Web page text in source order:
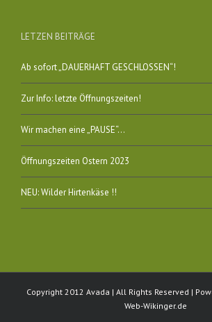
LETZEN BEITRÄGE
Ab sofort „DAUERHAFT GESCHLOSSEN“!
Zur Info: letzte Öffnungszeiten!
Wir machen eine „PAUSE“…
Öffnungszeiten Ostern 2023
NEU: Wilder Hirtenkäse !!
Copyright 2012 Avada | All Rights Reserved |
Web-Wikinger.de